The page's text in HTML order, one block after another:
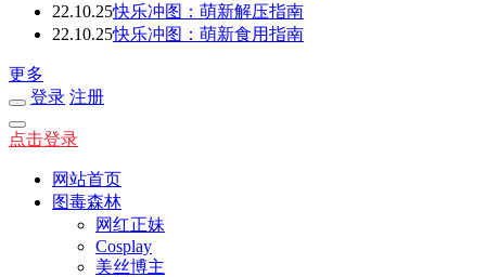
22.10.25快乐冲图：萌新解压指南
22.10.25快乐冲图：萌新食用指南
更多
登录 注册
点击登录
网站首页
图毒森林
网红正妹
Cosplay
美丝博主